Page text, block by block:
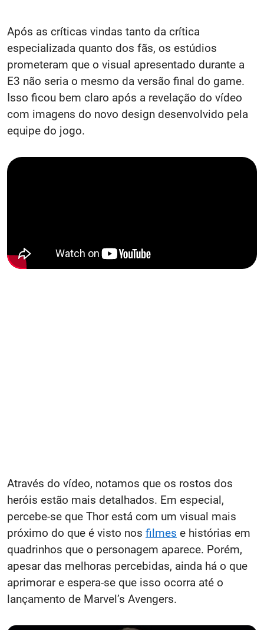
Após as críticas vindas tanto da crítica
especializada quanto dos fãs, os estúdios
prometeram que o visual apresentado durante a
E3 não seria o mesmo da versão final do game.
Isso ficou bem claro após a revelação do vídeo
com imagens do novo design desenvolvido pela
equipe do jogo.
Através do vídeo, notamos que os rostos dos
heróis estão mais detalhados. Em especial,
percebe-se que Thor está com um visual mais
próximo do que é visto nos filmes e histórias em
quadrinhos que o personagem aparece. Porém,
apesar das melhoras percebidas, ainda há o que
aprimorar e espera-se que isso ocorra até o
lançamento de Marvel’s Avengers.